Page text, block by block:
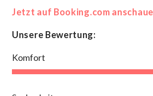
Jetzt auf Booking.com
Unsere Bewertung:
Komfort